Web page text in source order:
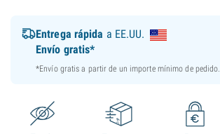
Entrega rápida a EE.UU.
Envío gratis*
*Envío gratis a partir de un importe mínimo de pedido.